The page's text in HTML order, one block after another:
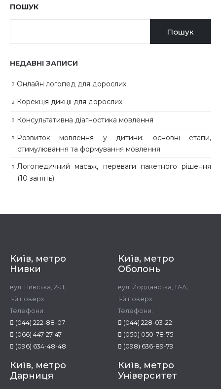
ПОШУК
Пошук
НЕДАВНІ ЗАПИСИ
Онлайн логопед для дорослих
Корекція дикції для дорослих
Консультативна діагностика мовлення
Розвиток мовлення у дитини: основні етапи,
стимулювання та формування мовлення
Логопедичний масаж, переваги пакетного рішення
(10 занять)
Київ, метро
Нивки
вул. Нивська, 2-Л,
1-й поверх
Телефони:
(044) 222-88-07
(066) 447-27-47
(096) 634-48-48
Київ, метро
Оболонь
вул. Йорданська, 17-А,
1-й поверх
Телефони:
(044) 228-03-22
(050) 050-78-75
(098) 636-89-79
Київ, метро
Дарниця
Київ, метро
Університет